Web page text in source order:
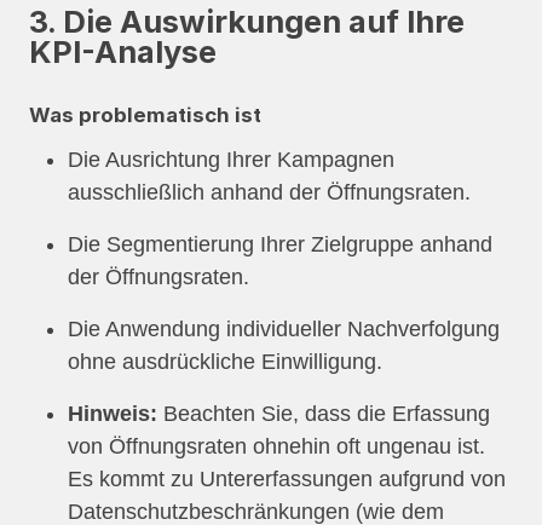
3. Die Auswirkungen auf Ihre
KPI-Analyse
Was problematisch ist
Die Ausrichtung Ihrer Kampagnen
ausschließlich anhand der Öffnungsraten.
Die Segmentierung Ihrer Zielgruppe anhand
der Öffnungsraten.
Die Anwendung individueller Nachverfolgung
ohne ausdrückliche Einwilligung.
Hinweis: Beachten Sie, dass die Erfassung
von Öffnungsraten ohnehin oft ungenau ist.
Es kommt zu Untererfassungen aufgrund von
Datenschutzbeschränkungen (wie dem